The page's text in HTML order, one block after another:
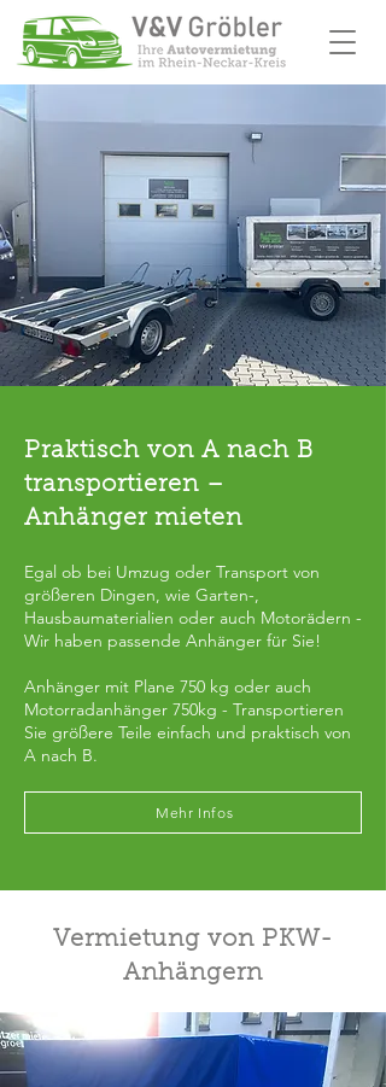
Praktisch von A nach B
transportieren –
Anhänger mieten
Egal ob bei Umzug oder Transport von
größeren Dingen, wie Garten-,
Hausbaumaterialien oder auch Motorädern -
Wir haben passende Anhänger für Sie!
Anhänger mit Plane 750 kg oder auch
Motorradanhänger 750kg - Transportieren
Sie größere Teile einfach und praktisch von
A nach B.
Mehr Infos
Vermietung von PKW-
Anhängern